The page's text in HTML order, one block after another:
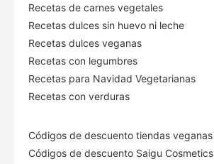
Recetas de carnes vegetales
Recetas dulces sin huevo ni leche
Recetas dulces veganas
Recetas con legumbres
Recetas para Navidad Vegetarianas
Recetas con verduras
Códigos de descuento tiendas veganas
Códigos de descuento Saigu Cosmetics